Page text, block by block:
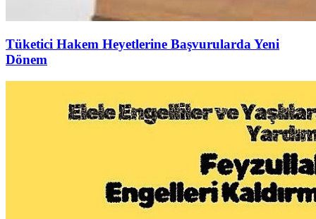
Tüketici Hakem Heyetlerine Başvurularda Yeni
Dönem